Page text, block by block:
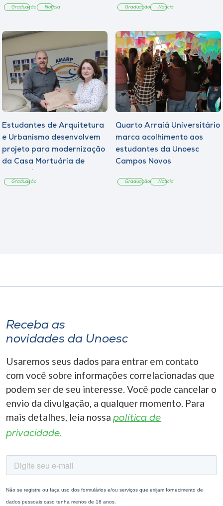
Graduação Notícia Graduação Notícia
Estudantes de Arquitetura
e Urbanismo desenvolvem
projeto para modernização
da Casa Mortuária de
Graduação
Quarto Arraiá Universitário
marca acolhimento aos
estudantes da Unoesc
Campos Novos
Graduação Notícia
Receba as
novidades da Unoesc
Usaremos seus dados para entrar em contato
com você sobre informações correlacionadas que
podem ser de seu interesse. Você pode cancelar o
envio da divulgação, a qualquer momento. Para
mais detalhes, leia nossa política de
privacidade.